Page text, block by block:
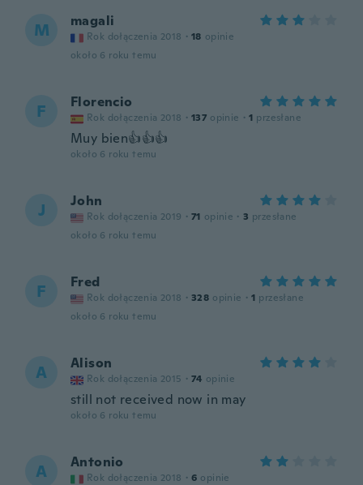
M magali
Rok dołączenia 2018 · 18 opinie
około 6 roku temu
F Florencio
Rok dołączenia 2018 · 137 opinie · 1 przesłane
Muy bien👍👍👍
około 6 roku temu
J John
Rok dołączenia 2019 · 71 opinie · 3 przesłane
około 6 roku temu
F Fred
Rok dołączenia 2018 · 328 opinie · 1 przesłane
około 6 roku temu
A Alison
Rok dołączenia 2015 · 74 opinie
still not received now in may
około 6 roku temu
A Antonio
Rok dołączenia 2018 · 6 opinie